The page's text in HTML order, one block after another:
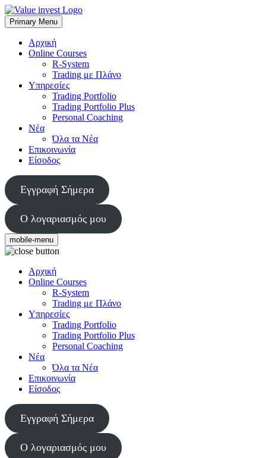
Skip
to
content
Value Invest
Μια διαφορετική συμβουλευτική εταιρία
Primary Menu
Αρχική
Online Courses
R-System
Trading με Πλάνο
Υπηρεσίες
Trading Portfolio
Trading Portfolio Plus
Personal Coaching
Νέα
Όλα τα Νέα
Επικοινωνία
Είσοδος
Εγγραφή Σήμερα
Ο λογαριασμός μου
mobile-menu
Αρχική
Online Courses
R-System
Trading με Πλάνο
Υπηρεσίες
Trading Portfolio
Trading Portfolio Plus
Personal Coaching
Νέα
Όλα τα Νέα
Επικοινωνία
Είσοδος
Εγγραφή Σήμερα
Ο λογαριασμός μου